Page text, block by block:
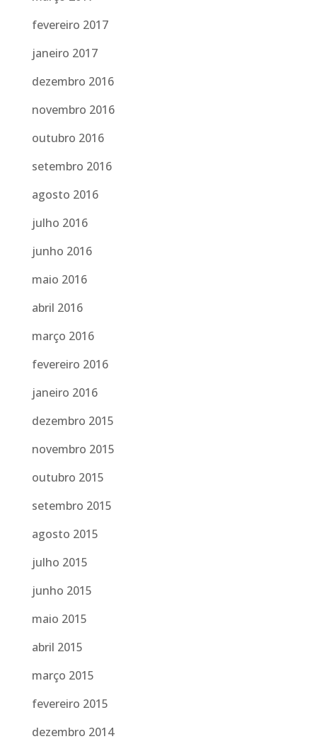
fevereiro 2017
janeiro 2017
dezembro 2016
novembro 2016
outubro 2016
setembro 2016
agosto 2016
julho 2016
junho 2016
maio 2016
abril 2016
março 2016
fevereiro 2016
janeiro 2016
dezembro 2015
novembro 2015
outubro 2015
setembro 2015
agosto 2015
julho 2015
junho 2015
maio 2015
abril 2015
março 2015
fevereiro 2015
dezembro 2014